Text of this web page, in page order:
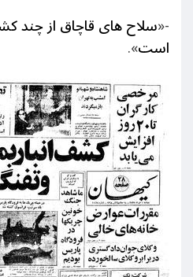
-«سلاح های قاچاق از چند
است».